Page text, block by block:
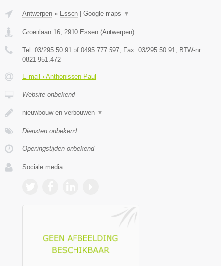
Antwerpen » Essen Google maps ▼
Groenlaan 16 2910 Essen (Antwerpen)
Tel: 03/295.50.91 of 0495.777.597 , Fax: 03/295.50.91
, BTW-nr:
0821.951.472
E-mail › Anthonissen Paul
Website onbekend
nieuwbouw en verbouwen ▼
Diensten onbekend
Openingstijden onbekend
Sociale media: